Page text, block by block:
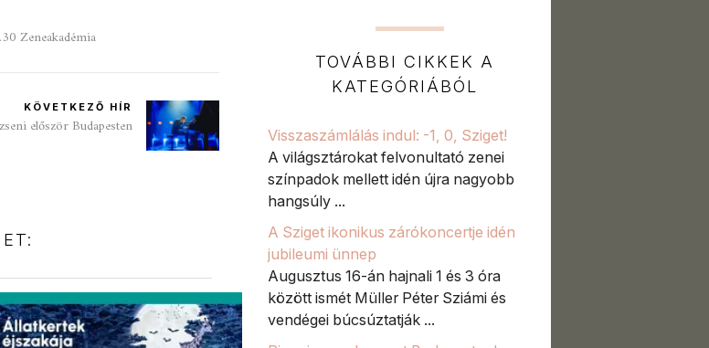
Zeneakadémia
KÖVETKEZŐ HÍR
először Budapesten
TOVÁBBI CIKKEK A
KATEGÓRIÁBÓL
Visszaszámlálás indul: -1, 0, Sziget!
A világsztárokat felvonultató zenei
színpadok mellett idén újra nagyobb
hangsúly ...
A Sziget ikonikus zárókoncertje idén
jubileumi ünnep
Augusztus 16-án hajnali 1 és 3 óra
között ismét Müller Péter Sziámi és
vendégei búcsúztatják ...